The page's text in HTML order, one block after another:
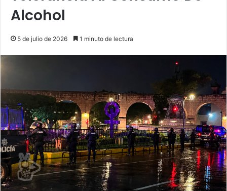
Alcohol
5 de julio de 2026 1 minuto de lectura